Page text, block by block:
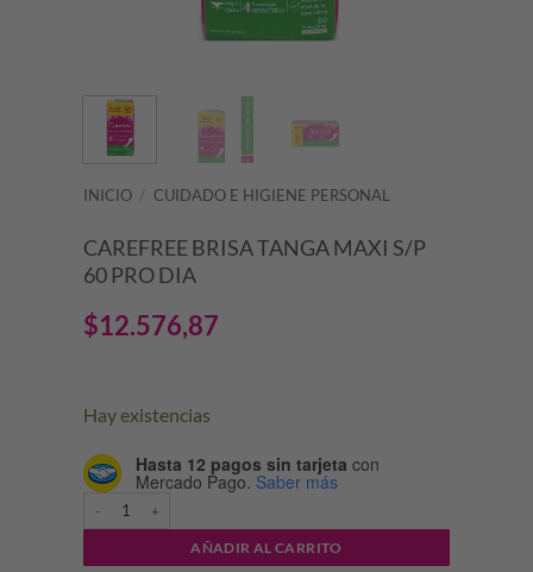
INICIO / CUIDADO E HIGIENE PERSONAL
CAREFREE BRISA TANGA MAXI S/P
60 PRO DIA
$12.576,87
Hay existencias
Hasta 12 pagos sin tarjeta con
Mercado Pago. Saber más
CAREFREE BRISA TANGA MAXI S/P 60 PRO DIA cantidad
AÑADIR AL CARRITO